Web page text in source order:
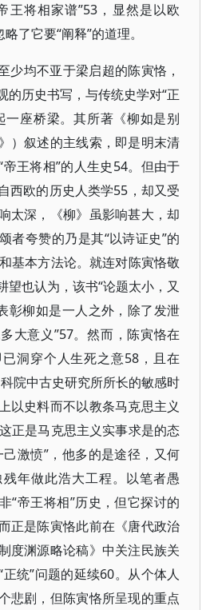
王将相家谱”53，显然是以欧
了它要“阐释”的道理。
少均不亚于梁启超的陈寅恪，
的历史书写，与传统史学对“正
一座桥梁。其所著《柳如是别
）叙述的主线索，即是明末清
王将相”的人生史54。但由于
西欧的历史人类学55，却又受
太深，《柳》虽影响甚大，却
者夸赞的乃是其“以诗证史”的
基本方法论。就连对陈寅恪敬
望也认为，该书“论题太小，又
彰柳如是一人之外，除了发泄
大意义”57。然而，陈寅恪在
洞穿个人生死之意58，且在
院中古史研究所所长的敏感时
以史料而不以教条马克思主义
正是马克思主义实事求是的态
激愤”，他多的是途径，又何
年做此浩大工程。以笔者愚
“帝王将相”历史，但它探讨的
正是陈寅恪此前在《唐代政治
度渊源略论稿》中关注民族关
统”问题的延续60。从个体人
悲剧，但陈寅恪所呈现的重点